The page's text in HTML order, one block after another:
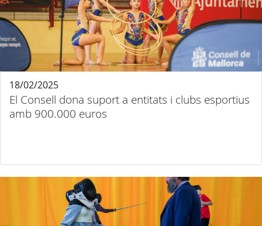
El Consell dona suport a entitats i clubs esportius
amb 900.000 euros
18/02/2025